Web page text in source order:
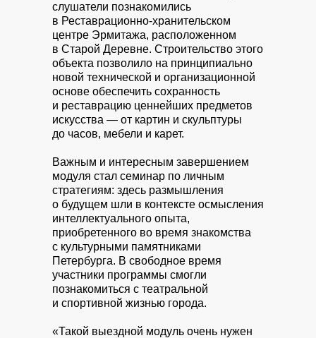
слушатели познакомились
в Реставрационно-хранительском
центре Эрмитажа, расположенном
в Старой Деревне. Строительство этого
объекта позволило на принципиально
новой технической и организационной
основе обеспечить сохранность
и реставрацию ценнейших предметов
искусства — от картин и скульптуры
до часов, мебели и карет.
Важным и интересным завершением
модуля стал семинар по личным
стратегиям: здесь размышления
о будущем шли в контексте осмысления
интеллектуального опыта,
приобретенного во время знакомства
с культурными памятниками
Петербурга. В свободное время
участники программы смогли
познакомиться с театральной
и спортивной жизнью города.
«Такой выездной модуль очень нужен